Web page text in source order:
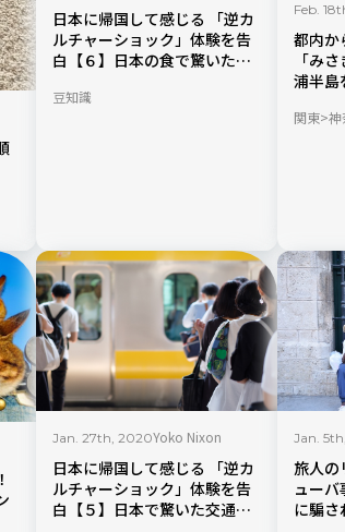
日本に帰国して感じる 「逆カ
ルチャーショック」体験を告
白【６】日本の食で驚いたこ
豆知識
Feb.
都内か
「み
浦半島
関東 神
Jan. 27th, 2020Yoko Nixon
日本に帰国して感じる 「逆カ
ルチャーショック」体験を告
白【５】日本で驚いた交通事
Jan.
旅人の
ュー
に騙さ